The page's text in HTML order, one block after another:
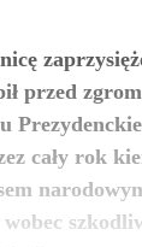
przed
cały rok